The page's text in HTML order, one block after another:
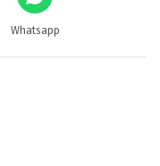
Whatsapp